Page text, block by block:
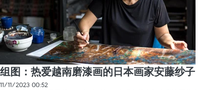
组图：热爱越南磨漆画的日本画家安藤纱子
11/11/2023 00:52